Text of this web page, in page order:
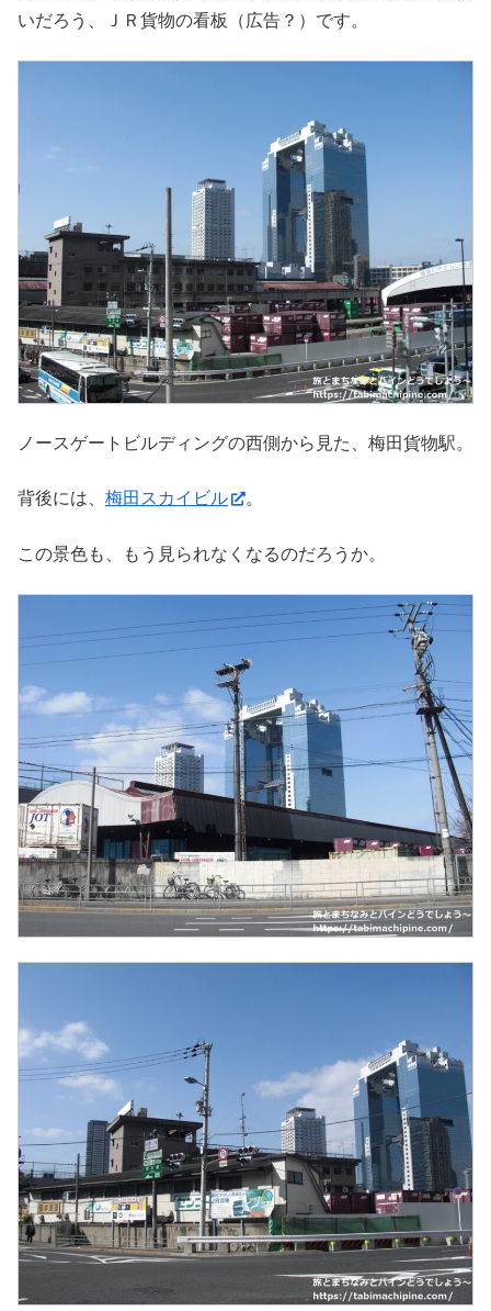
いだろう、ＪＲ貨物の看板（広告？）です。
ノースゲートビルディングの西側から見た、梅田貨物駅。
背後には、 梅田スカイビル 。
この景色も、もう見られなくなるのだろうか。